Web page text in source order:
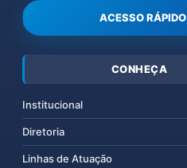
ACESSO RÁPIDO
CONHEÇA
Institucional
Diretoria
Linhas de Atuação